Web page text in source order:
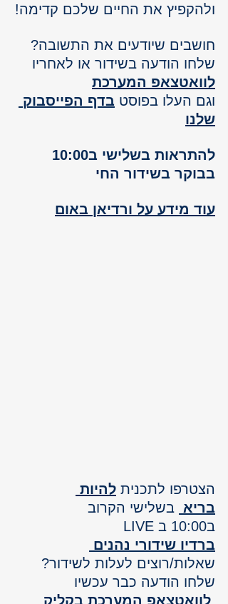
ולהקפיץ את החיים שלכם קדימה!
חושבים שיודעים את התשובה?
שלחו הודעה בשידור או לאחריו
לוואטצאפ המערכת
וגם העלו בפוסט בדף הפייסבוק
שלנו
בבוקר בשידור החי
עוד מידע על ורדיאן באום
הצטרפו לתכנית להיות
בריא בשלישי הקרוב
ב10:00 ב LIVE
ברדיו שידורי נהנים
שאלות/רוצים לעלות לשידור?
שלחו הודעה כבר עכשיו
לוואטצאפ המערכת בקליק